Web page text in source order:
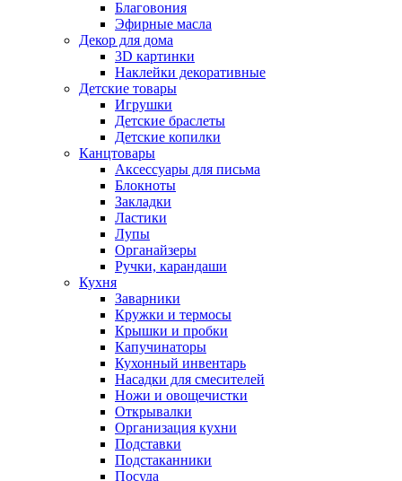
Благовония
Эфирные масла
Декор для дома
3D картинки
Наклейки декоративные
Детские товары
Игрушки
Детские браслеты
Детские копилки
Канцтовары
Аксессуары для письма
Блокноты
Закладки
Ластики
Лупы
Органайзеры
Ручки, карандаши
Кухня
Заварники
Кружки и термосы
Крышки и пробки
Капучинаторы
Кухонный инвентарь
Насадки для смесителей
Ножи и овощечистки
Открывалки
Организация кухни
Подставки
Подстаканники
Посуда